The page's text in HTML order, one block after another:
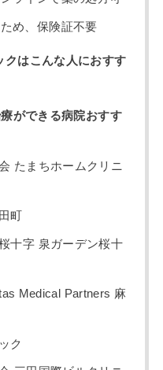
め、保険証不要
クはこんな人におすす
ができる病院おすす
たまちホームクリニ
町
十字 泉ガーデン桜十
Medical Partners 麻
ク